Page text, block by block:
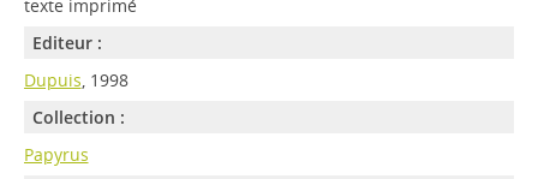
texte imprimé
Editeur :
Dupuis, 1998
Collection :
Papyrus